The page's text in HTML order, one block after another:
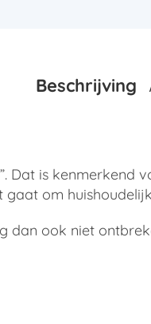
Beschrijving
Dat is kenmerkend
om
ook niet